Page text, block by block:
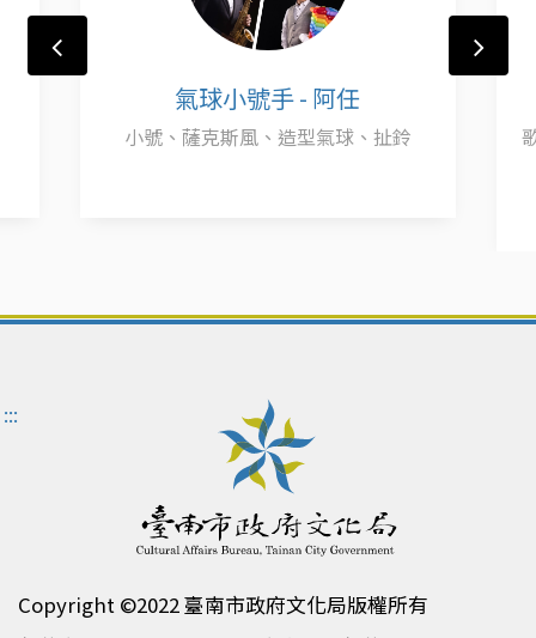
氣球小號手 - 阿任
小號、薩克斯風、造型氣球、扯鈴
:::
Copyright ©2022 臺南市政府文化局版權所有